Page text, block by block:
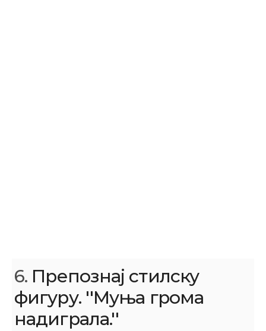
6. Препознај стилску
фигуру. ''Муња грома
надиграла.''